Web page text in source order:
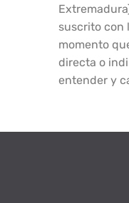
suscrito con
momento
directa o
entender y